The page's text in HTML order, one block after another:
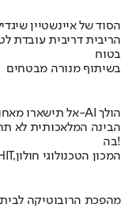
הסוד של איינשטיין
הריבית דריבית עובדת
בטוח
בשיתוף מנורה מבטחים
אל תישארו מאחור – בואו לגלות לאן ה-AI הולך
הבינה המלאכותית לא
בה!
בשיתוף HIT,המכון הטכנולוגי חולון
מהפכת הרובוטיקה לבית